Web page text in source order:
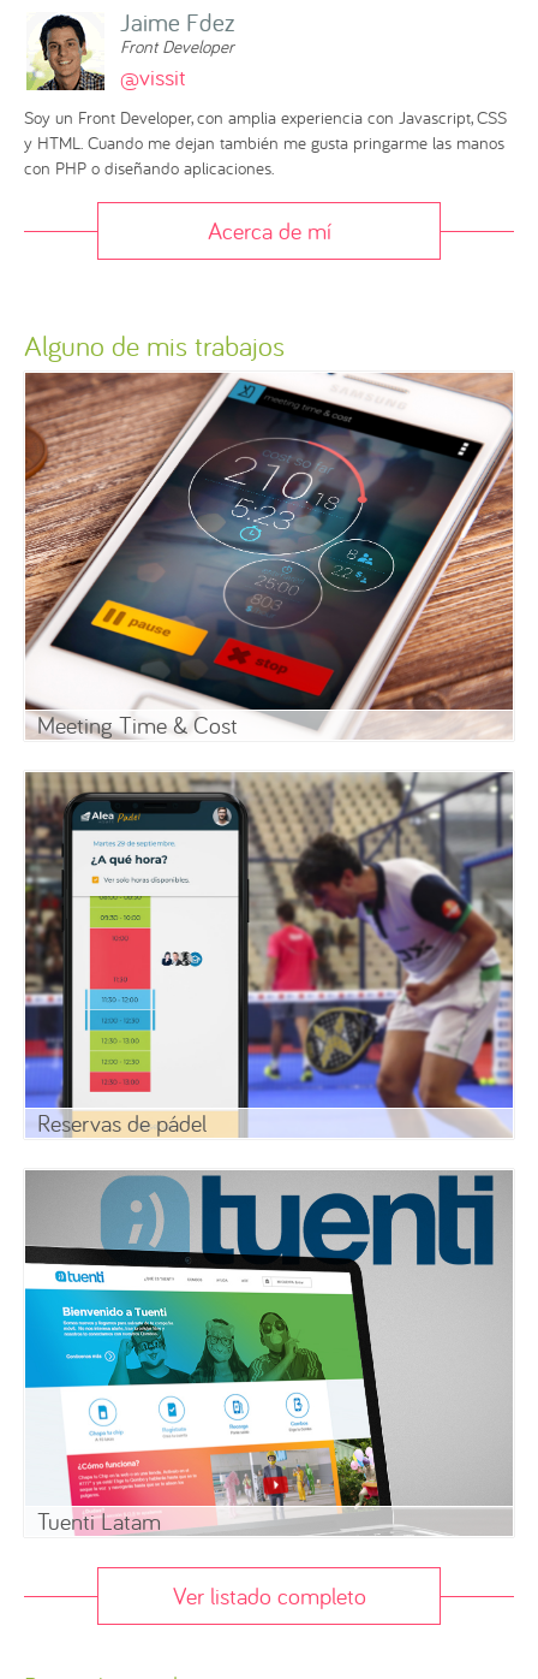
Jaime Fdez
Front Developer
@vissit
Soy un Front Developer, con amplia experiencia con Javascript, CSS
y HTML. Cuando me dejan también me gusta pringarme las manos
con PHP o diseñando aplicaciones.
Acerca de mí
Alguno de mis trabajos
Meeting Time & Cost
Reservas de pádel
Tuenti Latam
Ver listado completo